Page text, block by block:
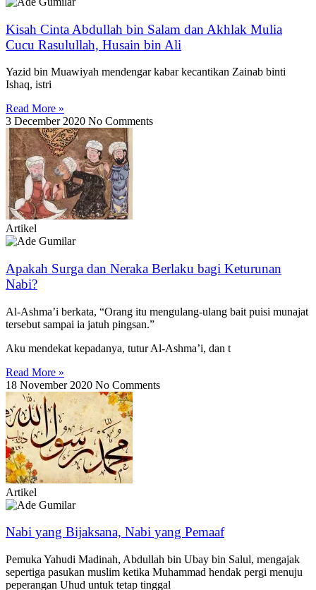
Kisah Cinta Abdullah bin Salam dan Akhlak Mulia
Cucu Rasulullah, Husain bin Ali
Yazid bin Muawiyah mendengar kabar kecantikan Zainab binti
Ishaq, istri
Read More »
3 December 2020 No Comments
Artikel
Apakah Surga dan Neraka Berlaku bagi Keturunan
Nabi?
Al-Ashma’i berkata, “Orang itu mengulang-ulang bait puisi munajat
tersebut sampai ia jatuh pingsan.”
Aku mendekat kepadanya, tutur Al-Ashma’i, dan t
Read More »
18 November 2020 No Comments
Artikel
Nabi yang Bijaksana, Nabi yang Pemaaf
Pemuka Yahudi Madinah, Abdullah bin Ubay bin Salul, mengajak
sepertiga pasukan muslim ketika Muhammad hendak pergi menuju
peperangan Uhud untuk tetap tinggal